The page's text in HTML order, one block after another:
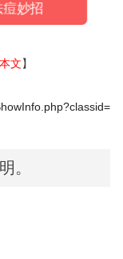
妙招
文】
。